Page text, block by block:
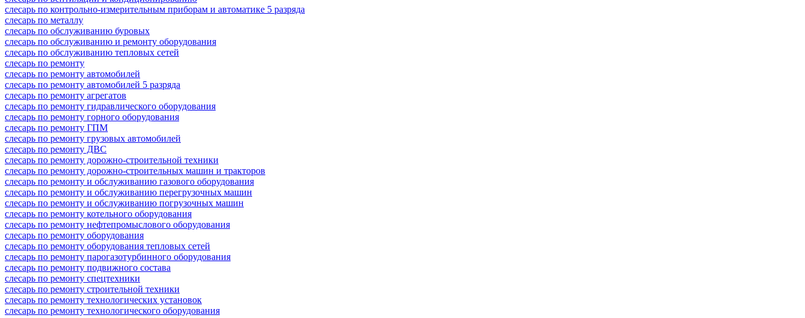
слесарь по контрольно-измерительным приборам и автоматике 5 разряда
слесарь по металлу
слесарь по обслуживанию буровых
слесарь по обслуживанию и ремонту оборудования
слесарь по обслуживанию тепловых сетей
слесарь по ремонту
слесарь по ремонту автомобилей
слесарь по ремонту автомобилей 5 разряда
слесарь по ремонту агрегатов
слесарь по ремонту гидравлического оборудования
слесарь по ремонту горного оборудования
слесарь по ремонту ГПМ
слесарь по ремонту грузовых автомобилей
слесарь по ремонту ДВС
слесарь по ремонту дорожно-строительной техники
слесарь по ремонту дорожно-строительных машин и тракторов
слесарь по ремонту и обслуживанию газового оборудования
слесарь по ремонту и обслуживанию перегрузочных машин
слесарь по ремонту и обслуживанию погрузочных машин
слесарь по ремонту котельного оборудования
слесарь по ремонту нефтепромыслового оборудования
слесарь по ремонту оборудования
слесарь по ремонту оборудования тепловых сетей
слесарь по ремонту парогазотурбинного оборудования
слесарь по ремонту подвижного состава
слесарь по ремонту спецтехники
слесарь по ремонту строительной техники
слесарь по ремонту технологических установок
слесарь по ремонту технологического оборудования